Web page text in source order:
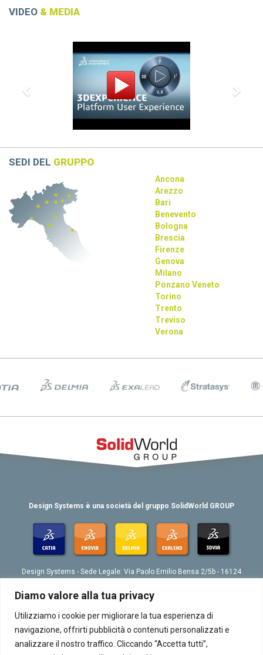
Diamo valore alla tua privacy
Utilizziamo i cookie per migliorare la tua esperienza di
navigazione, offrirti pubblicità o contenuti personalizzati e
analizzare il nostro traffico. Cliccando “Accetta tutti”,
CATIA Innovation Day 11 giugno a Milano
CATIA R2026 vs CATIA R2025: tutte le
differenze che devi conoscere
scopri le differenze tra CATIA R2026 e CATIA R2025
Dassault Systèmes, Apple e NVIDIA: una
partnership strategica
VIDEO & MEDIA
SEDI DEL GRUPPO
Ancona
Arezzo
Bari
Benevento
Bologna
Brescia
Firenze
Genova
Milano
Ponzano Veneto
Torino
Trento
Treviso
Verona
Design Systems è una società del gruppo SolidWorld GROUP
Design Systems - Sede Legale: Via Paolo Emilio Bensa 2/5b - 16124
Tel. 039 010 4074802 - Fax 039 010 4073276 - Email:
info@designsystemsplm.it
P. IVA 01566570998